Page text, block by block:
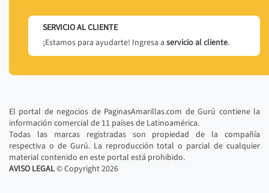
SERVICIO AL CLIENTE
¡Estamos para ayudarte! Ingresa a servicio al cliente.
El portal de negocios de PaginasAmarillas.com de Gurú contiene la
información comercial de 11 países de Latinoamérica.
Todas las marcas registradas son propiedad de la compañía
respectiva o de Gurú. La reproducción total o parcial de cualquier
material contenido en este portal está prohibido.
AVISO LEGAL© Copyright2026